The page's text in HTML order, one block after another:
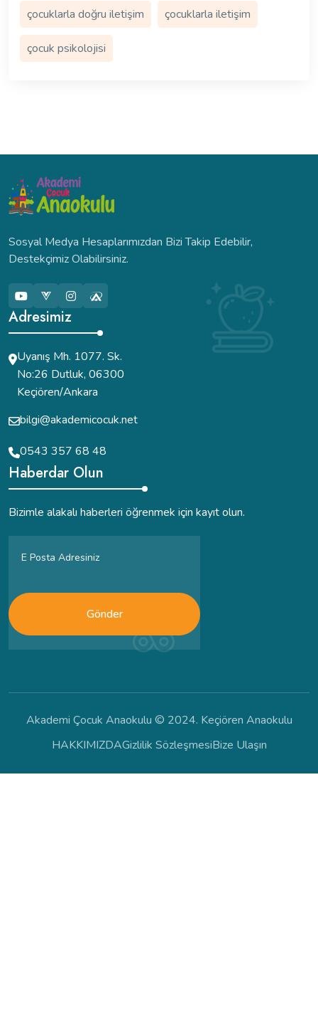
çocuklarla doğru iletişim çocuklarla iletişim
çocuk psikolojisi
Sosyal Medya Hesaplarımızdan Bizi Takip Edebilir,
Destekçimiz Olabilirsiniz.
Adresimiz
Uyanış Mh. 1077. Sk.
No:26 Dutluk, 06300
Keçiören/Ankara
bilgi@akademicocuk.net
0543 357 68 48
Haberdar Olun
Bizimle alakalı haberleri öğrenmek için kayıt olun.
Gönder
Akademi Çocuk Anaokulu © 2024. Keçiören Anaokulu
HAKKIMIZDAGizlilik SözleşmesiBize Ulaşın